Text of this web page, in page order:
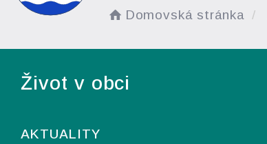
Domovská stránka
Život v obci
AKTUALITY